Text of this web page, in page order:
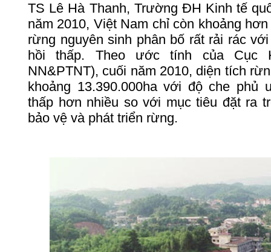
TS Lê Hà Thanh, Trường ĐH Kinh tế
năm 2010, Việt Nam chỉ còn khoảng hơn
rừng nguyên sinh phân bố rất rải rác với
hồi
thấp. Theo ước tính của Cục
NN&PTNT), cuối năm 2010, diện tích
khoảng 13.390.000havới độ che phủ
thấp hơn nhiều sovới mục tiêu đặt ra
bảo vệ và phát triển rừng.